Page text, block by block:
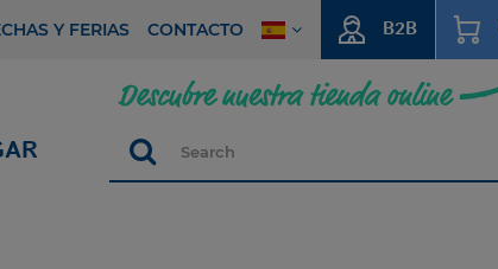
Y FERIAS CONTACTO B2B
Search